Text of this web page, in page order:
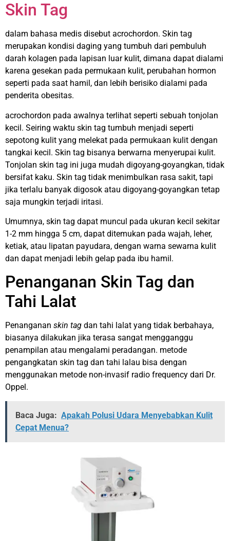
Skin Tag
dalam bahasa medis disebut acrochordon. Skin tag
merupakan kondisi daging yang tumbuh dari pembuluh
darah kolagen pada lapisan luar kulit, dimana dapat dialami
karena gesekan pada permukaan kulit, perubahan hormon
seperti pada saat hamil, dan lebih berisiko dialami pada
penderita obesitas.
acrochordon pada awalnya terlihat seperti sebuah tonjolan
kecil. Seiring waktu skin tag tumbuh menjadi seperti
sepotong kulit yang melekat pada permukaan kulit dengan
tangkai kecil. Skin tag bisanya berwarna menyerupai kulit.
Tonjolan skin tag ini juga mudah digoyang-goyangkan, tidak
bersifat kaku. Skin tag tidak menimbulkan rasa sakit, tapi
jika terlalu banyak digosok atau digoyang-goyangkan tetap
saja mungkin terjadi iritasi.
Umumnya, skin tag dapat muncul pada ukuran kecil sekitar
1-2 mm hingga 5 cm, dapat ditemukan pada wajah, leher,
ketiak, atau lipatan payudara, dengan warna sewarna kulit
dan dapat menjadi lebih gelap pada ibu hamil.
Penanganan Skin Tag dan
Tahi Lalat
Penanganan skin tag dan tahi lalat yang tidak berbahaya,
biasanya dilakukan jika terasa sangat mengganggu
penampilan atau mengalami peradangan. metode
pengangkatan skin tag dan tahi lalau bisa dengan
menggunakan metode non-invasif radio frequency dari Dr.
Oppel.
Baca Juga: Apakah Polusi Udara Menyebabkan Kulit
Cepat Menua?